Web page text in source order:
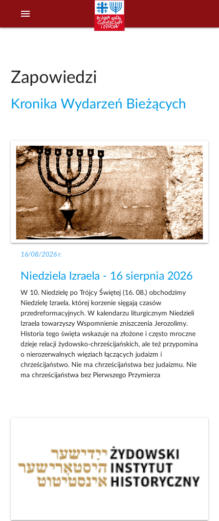
menu
Zapowiedzi
Kronika Wydarzeń Bieżących
16/08/2026 r.
Niedziela Izraela - 16 sierpnia 2026
W 10. Niedzielę po Trójcy Świętej (16. 08.) obchodzimy
Niedzielę Izraela, której korzenie sięgają czasów
przedreformacyjnych. W kalendarzu liturgicznym Niedzieli
Izraela towarzyszy Wspomnienie zniszczenia Jerozolimy.
Historia tego święta wskazuje na złożone i często mroczne
dzieje relacji żydowsko-chrześcijańskich, ale też przypomina
o nierozerwalnych więziach łączących judaizm i
chrześcijaństwo. Nie ma chrześcijaństwa bez judaizmu. Nie
ma chrześcijaństwa bez Pierwszego Przymierza